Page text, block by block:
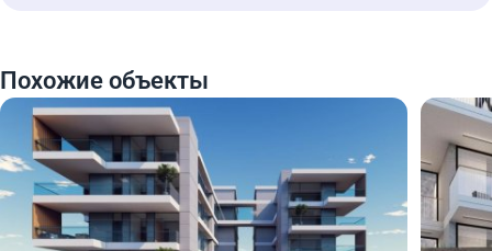
Похожие объекты